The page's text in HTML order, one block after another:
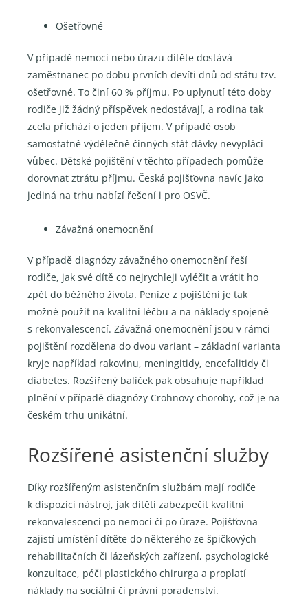
Ošetřovné
V případě nemoci nebo úrazu dítěte dostává
zaměstnanec po dobu prvních devíti dnů od státu tzv.
ošetřovné. To činí 60 % příjmu. Po uplynutí této doby
rodiče již žádný příspěvek nedostávají, a rodina tak
zcela přichází o jeden příjem. V případě osob
samostatně výdělečně činných stát dávky nevyplácí
vůbec. Dětské pojištění v těchto případech pomůže
dorovnat ztrátu příjmu. Česká pojišťovna navíc jako
jediná na trhu nabízí řešení i pro OSVČ.
Závažná onemocnění
V případě diagnózy závažného onemocnění řeší
rodiče, jak své dítě co nejrychleji vyléčit a vrátit ho
zpět do běžného života. Peníze z pojištění je tak
možné použít na kvalitní léčbu a na náklady spojené
s rekonvalescencí. Závažná onemocnění jsou v rámci
pojištění rozdělena do dvou variant – základní varianta
kryje například rakovinu, meningitidy, encefalitidy či
diabetes. Rozšířený balíček pak obsahuje například
plnění v případě diagnózy Crohnovy choroby, což je na
českém trhu unikátní.
Rozšířené asistenční služby
Díky rozšířeným asistenčním službám mají rodiče
k dispozici nástroj, jak dítěti zabezpečit kvalitní
rekonvalescenci po nemoci či po úraze. Pojišťovna
zajistí umístění dítěte do některého ze špičkových
rehabilitačních či lázeňských zařízení, psychologické
konzultace, péči plastického chirurga a proplatí
náklady na sociální či právní poradenství.